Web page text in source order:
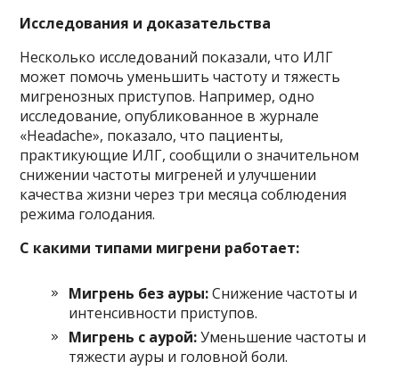
Исследования и доказательства
Несколько исследований показали, что ИЛГ
может помочь уменьшить частоту и тяжесть
мигренозных приступов. Например, одно
исследование, опубликованное в журнале
«Headache», показало, что пациенты,
практикующие ИЛГ, сообщили о значительном
снижении частоты мигреней и улучшении
качества жизни через три месяца соблюдения
режима голодания.
С какими типами мигрени работает:
Мигрень без ауры:Снижение частоты и
интенсивности приступов.
Мигрень с аурой:Уменьшение частоты и
тяжести ауры и головной боли.